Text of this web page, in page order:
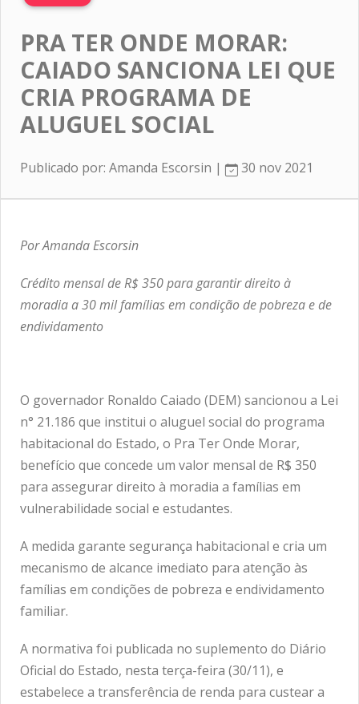
PRA TER ONDE MORAR:
CAIADO SANCIONA LEI QUE
CRIA PROGRAMA DE
ALUGUEL SOCIAL
Publicado por: Amanda Escorsin | 30 nov 2021
Por Amanda Escorsin
Crédito mensal de R$ 350 para garantir direito à
moradia a 30 mil famílias em condição de pobreza e de
endividamento
O governador Ronaldo Caiado (DEM) sancionou a Lei
n° 21.186 que institui o aluguel social do programa
habitacional do Estado, o Pra Ter Onde Morar,
benefício que concede um valor mensal de R$ 350
para assegurar direito à moradia a famílias em
vulnerabilidade social e estudantes.
A medida garante segurança habitacional e cria um
mecanismo de alcance imediato para atenção às
famílias em condições de pobreza e endividamento
familiar.
A normativa foi publicada no suplemento do Diário
Oficial do Estado, nesta terça-feira (30/11), e
estabelece a transferência de renda para custear a